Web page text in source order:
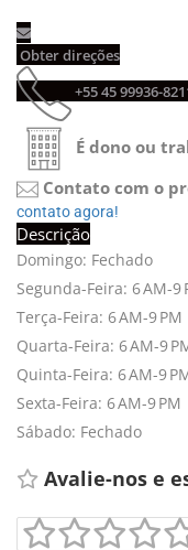
Obter direções
+55 45 99936-
É dono ou
Contato com o
contato agora!
Descrição
Domingo: Fechado
Segunda-Feira: 6 AM-9
Terça-Feira: 6 AM-9 PM
Quarta-Feira: 6 AM-9
Quinta-Feira: 6 AM-9
Sexta-Feira: 6 AM-9 PM
Sábado: Fechado
Avalie-nos e